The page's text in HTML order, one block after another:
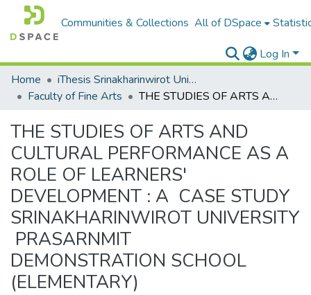
Communities & Collections All of DSpace
Log In
Home
iThesis Srinakharinwirot University / มหาวิทยาลัยศรีนครินทรวิโรฒ
Faculty of Fine Arts
THE STUDIES OF ARTS AND CULTURAL PERFORMANCE AS A ROLE OF LEARNERS' DEVELOPMENT : A CASE STUDY SRINAKHARINWIROT UNIVERSITY PRASARNMIT DEMONSTRATION SCHOOL (ELEMENTARY)
THE STUDIES OF ARTS AND
CULTURAL PERFORMANCE AS A
ROLE OF LEARNERS'
DEVELOPMENT : A CASE STUDY
SRINAKHARINWIROT UNIVERSITY
PRASARNMIT
DEMONSTRATION SCHOOL
(ELEMENTARY)